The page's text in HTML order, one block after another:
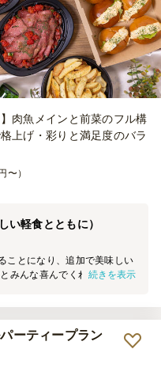
肉魚メインと前菜のフル構
上げ・彩りと満足度のバラ
〜）
い軽食とともに）
ことになり、追加で美味しい
みんな喜んでくれました
利用したいです！トレイ等
続きを表示
ーティープラン